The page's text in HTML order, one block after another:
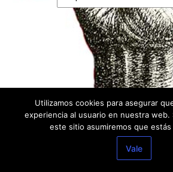
Utilizamos cookies para asegurar
experiencia al usuario en nuestra web.
este sitio asumiremos que
Vale